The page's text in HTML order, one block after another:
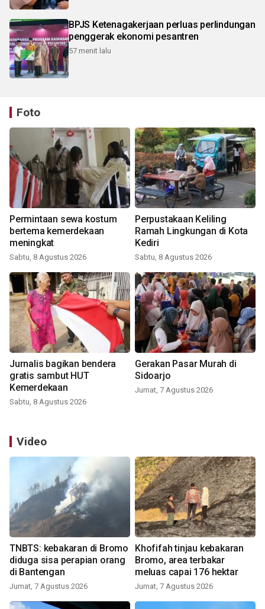
BPJS Ketenagakerjaan perluas perlindungan
penggerak ekonomi pesantren
57 menit lalu
Foto
Permintaan sewa kostum
bertema kemerdekaan
meningkat
Sabtu, 8 Agustus 2026
Perpustakaan Keliling
Ramah Lingkungan di Kota
Kediri
Sabtu, 8 Agustus 2026
Jurnalis bagikan bendera
gratis sambut HUT
Kemerdekaan
Sabtu, 8 Agustus 2026
Gerakan Pasar Murah di
Sidoarjo
Jumat, 7 Agustus 2026
Video
TNBTS: kebakaran di Bromo
diduga sisa perapian orang
di Bantengan
Jumat, 7 Agustus 2026
Khofifah tinjau kebakaran
Bromo, area terbakar
meluas capai 176 hektar
Jumat, 7 Agustus 2026